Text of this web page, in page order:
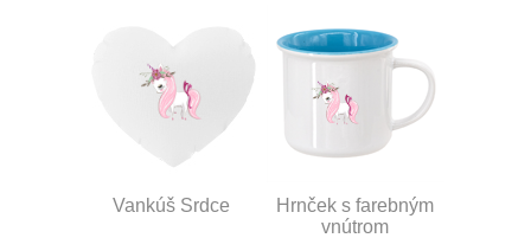
Vankúš Srdce
Hrnček s farebným
vnútrom